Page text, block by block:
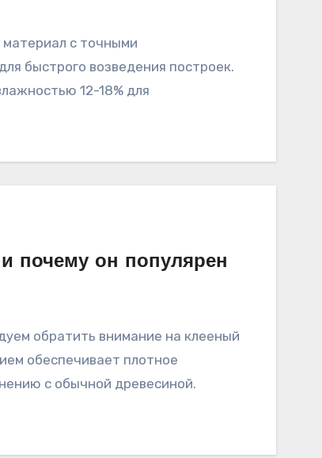
быстрого возведения построек.
12-18% для
почему он популярен
обеспечивает плотное
с обычной древесиной.